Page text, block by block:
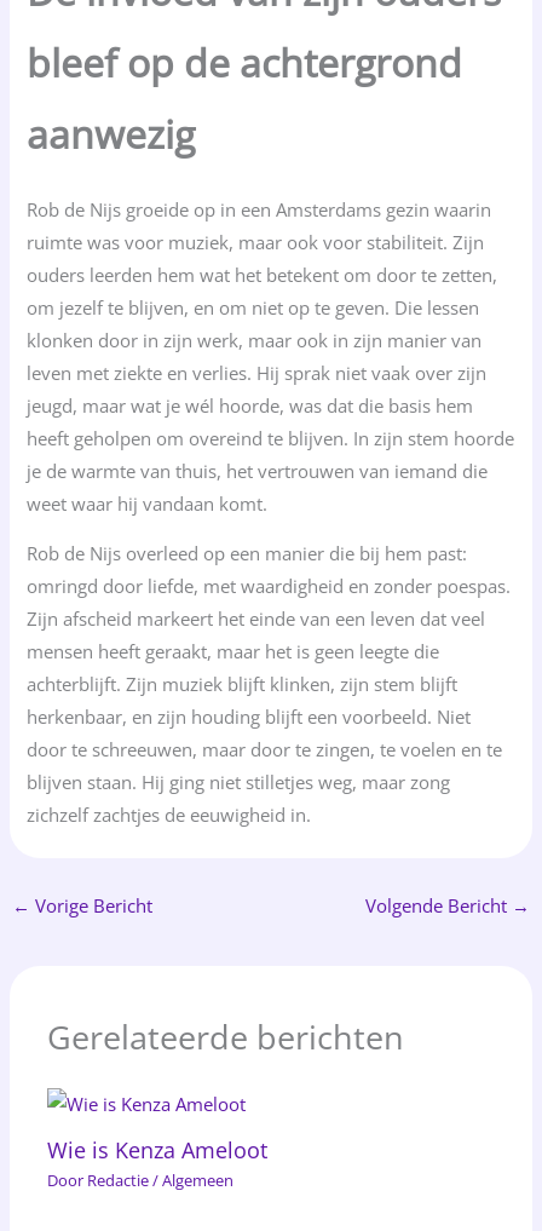
bleef op de achtergrond
aanwezig
Rob de Nijs groeide op in een Amsterdams gezin waarin
ruimte was voor muziek, maar ook voor stabiliteit. Zijn
ouders leerden hem wat het betekent om door te zetten,
om jezelf te blijven, en om niet op te geven. Die lessen
klonken door in zijn werk, maar ook in zijn manier van
leven met ziekte en verlies. Hij sprak niet vaak over zijn
jeugd, maar wat je wél hoorde, was dat die basis hem
heeft geholpen om overeind te blijven. In zijn stem hoorde
je de warmte van thuis, het vertrouwen van iemand die
weet waar hij vandaan komt.
Rob de Nijs overleed op een manier die bij hem past:
omringd door liefde, met waardigheid en zonder poespas.
Zijn afscheid markeert het einde van een leven dat veel
mensen heeft geraakt, maar het is geen leegte die
achterblijft. Zijn muziek blijft klinken, zijn stem blijft
herkenbaar, en zijn houding blijft een voorbeeld. Niet
door te schreeuwen, maar door te zingen, te voelen en te
blijven staan. Hij ging niet stilletjes weg, maar zong
zichzelf zachtjes de eeuwigheid in.
← Vorige Bericht Volgende Bericht →
Gerelateerde berichten
Wie is Kenza Ameloot
Door Redactie/Algemeen